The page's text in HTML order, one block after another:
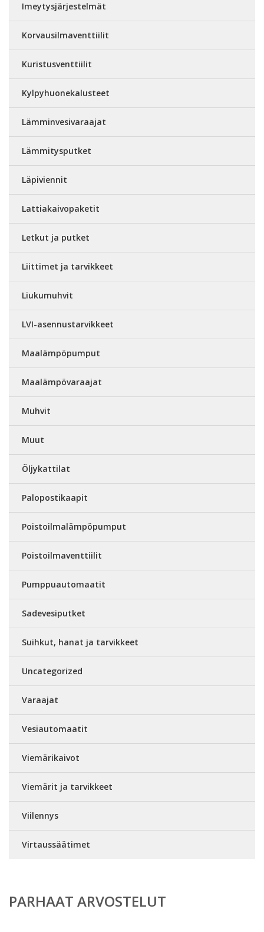
Imeytysjärjestelmät
Korvausilmaventtiilit
Kuristusventtiilit
Kylpyhuonekalusteet
Lämminvesivaraajat
Lämmitysputket
Läpiviennit
Lattiakaivopaketit
Letkut ja putket
Liittimet ja tarvikkeet
Liukumuhvit
LVI-asennustarvikkeet
Maalämpöpumput
Maalämpövaraajat
Muhvit
Muut
Öljykattilat
Palopostikaapit
Poistoilmalämpöpumput
Poistoilmaventtiilit
Pumppuautomaatit
Sadevesiputket
Suihkut, hanat ja tarvikkeet
Uncategorized
Varaajat
Vesiautomaatit
Viemärikaivot
Viemärit ja tarvikkeet
Viilennys
Virtaussäätimet
PARHAAT ARVOSTELUT